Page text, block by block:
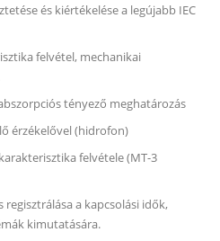
és kiértékelése a legújabb IEC
felvétel, mechanikai
tényező meghatározás
érzékelővel (hidrofon)
felvétele (MT-3
a kapcsolási idők,
kimutatására.